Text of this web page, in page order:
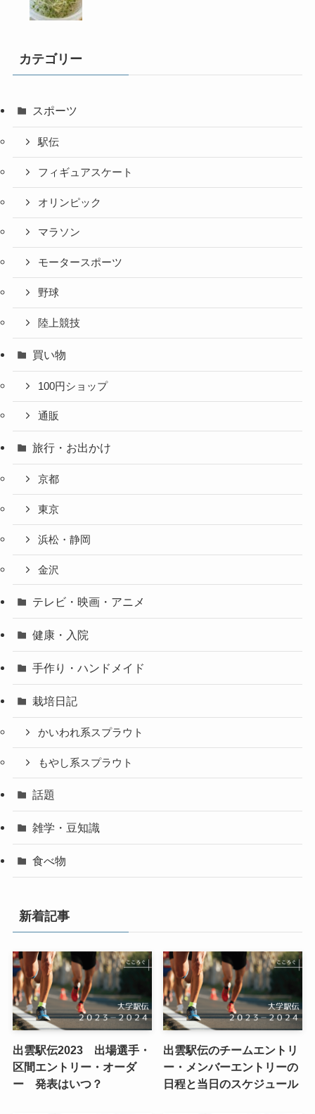
カテゴリー
スポーツ
駅伝
フィギュアスケート
オリンピック
マラソン
モータースポーツ
野球
陸上競技
買い物
100円ショップ
通販
旅行・お出かけ
京都
東京
浜松・静岡
金沢
テレビ・映画・アニメ
健康・入院
手作り・ハンドメイド
栽培日記
かいわれ系スプラウト
もやし系スプラウト
話題
雑学・豆知識
食べ物
新着記事
出雲駅伝2023 出場選手・
区間エントリー・オーダ
ー 発表はいつ？
出雲駅伝のチームエントリ
ー・メンバーエントリーの
日程と当日のスケジュール